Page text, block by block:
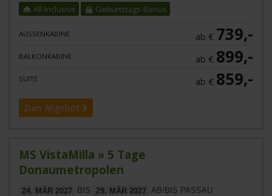
All-Inclusive Geburtstags-Bonus
AUSSENKABINE ab € 739,-
BALKONKABINE ab € 899,-
SUITE ab € 859,-
Zum Angebot
MS VistaMilla » 5 Tage
Donaumetropolen
24. MÄR 2027 BIS 29. MÄR 2027 AB/BIS PASSAU